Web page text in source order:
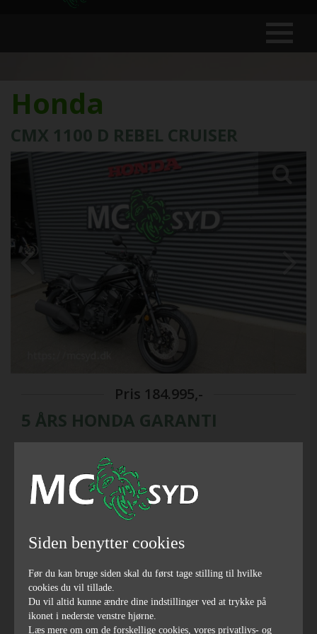
Honda
CMX 1100 D REBEL CRUISER
Pris 184.995,-
5 ÅRS HONDA GARANTI
2024
87
hestekræfter
1084
Siden benytter cookies
Før du kan bruge siden skal du først tage stilling til hvilke
cookies du vil tillade.
Du vil altid kunne ændre dine indstillinger ved at trykke på
ikonet i nederste venstre hjørne.
Læs mere om om de forskellige cookies, vores privatlivs- og